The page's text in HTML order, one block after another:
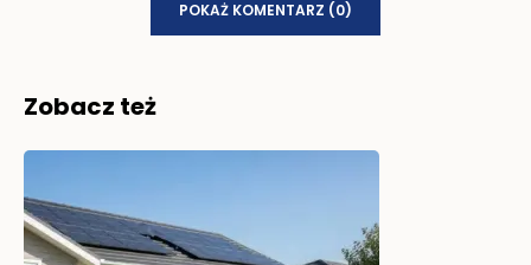
POKAŻ KOMENTARZ (0)
Zobacz też